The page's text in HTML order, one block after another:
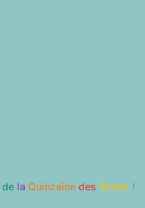
de la Quinzaine des fiertés !